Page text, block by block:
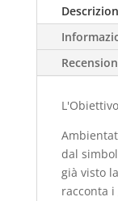
dal
già visto
racconta